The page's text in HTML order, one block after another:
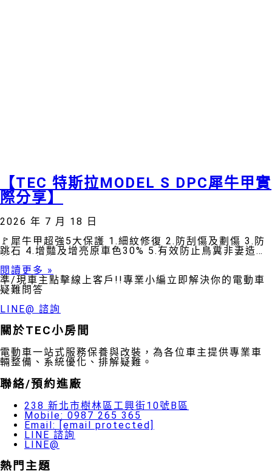
【TEC 特斯拉MODEL S DPC犀牛甲實
際分享】
2026 年 7 月 18 日
🚩犀牛甲超強5大保護 1.細紋修復 2.防刮傷及劃傷 3.防
跳石 4.增豔及增亮原車色30% 5.有效防止鳥糞非妻造成
閱讀更多 »
準/現車主點擊線上客戶!!專業小編立即解決你的電動車
疑難問答
LINE@ 諮詢
關於TEC小房間
電動車一站式服務保養與改裝，為各位車主提供專業車
輛整備、系統優化、排解疑難。
聯絡/預約進廠
238 新北市樹林區工興街10號B區
Mobile: 0987 265 365
Email: [email protected]
LINE 諮詢
LINE@
熱門主題